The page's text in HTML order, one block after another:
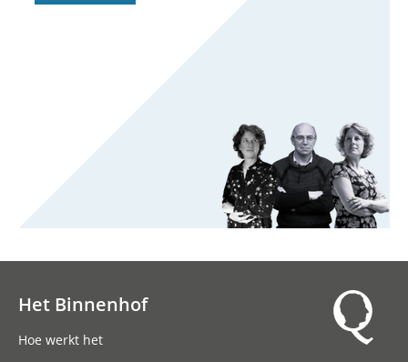
Het Binnenhof
Hoe werkt het